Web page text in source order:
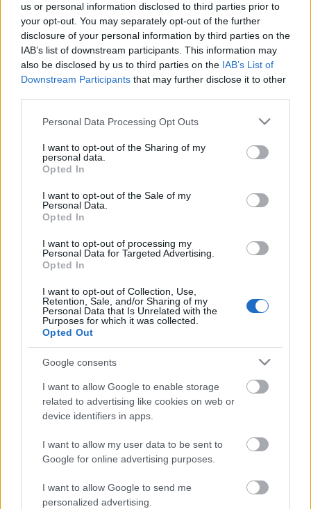
us or personal information disclosed to third parties prior to
your opt-out. You may separately opt-out of the further
disclosure of your personal information by third parties on the
IAB’s list of downstream participants. This information may
also be disclosed by us to third parties on the IAB’s List of
Downstream Participants that may further disclose it to other
Please note that this website/app uses one or more Google
not limited to your visit or usage behaviour. You may click to
grant or deny consent to Google and its third-party tags to
use your data for below specified purposes in below Google
consent section.
Personal Data Processing Opt Outs
I want to opt-out of the Sharing of my
personal data.
Opted In
I want to opt-out of the Sale of my
Personal Data.
Opted In
I want to opt-out of processing my
Personal Data for Targeted Advertising.
Opted In
I want to opt-out of Collection, Use,
Retention, Sale, and/or Sharing of my
Personal Data that Is Unrelated with the
Purposes for which it was collected.
Opted Out
Google consents
I want to allow Google to enable storage
related to advertising like cookies on web or
device identifiers in apps.
I want to allow my user data to be sent to
Google for online advertising purposes.
I want to allow Google to send me
personalized advertising.
VECSEI H. MIKLÓS A ZSÁMBÉKI NYÁRI
SZÍNHÁZRÓL
KELEMEN BARNABÁS: A FESZTIVÁL AKADÉMIA
BUDAPEST JUBILEUMI 10. ÉVADA
DUPLA JUBILEUMI KONCERT: SONORO 20 & FAB
10
A bejegyzés trackback címe:
https://kulturpart.hu/api/trackback/id/7836706
Kommentek:
értelmében felhasználói tartalomnak
nem vállal, azokat nem ellenőrzi. Kifogás esetén forduljon a blog szerkesztőjéhez.